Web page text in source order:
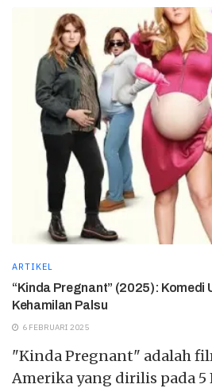
ARTIKEL
“Kinda Pregnant” (2025): Komedi
Kehamilan Palsu
6 FEBRUARI 2025
"Kinda Pregnant" adalah
Amerika yang dirilis pada 5